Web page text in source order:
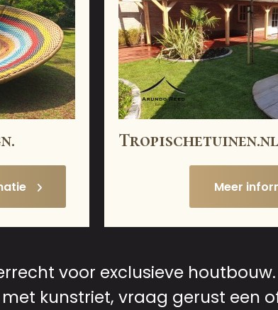
Tropischetuinen.nl
Meer
voor exclusieve
kunstriet, vraag gerust een